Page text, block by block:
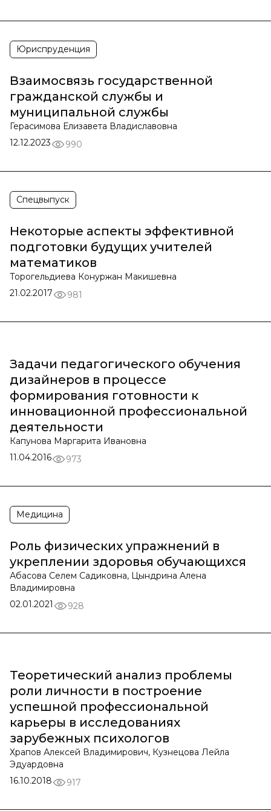
Юриспруденция
Взаимосвязь государственной
гражданской службы и
муниципальной службы
Герасимова Елизавета Владиславовна
12.12.2023
990
Спецвыпуск
Некоторые аспекты эффективной
подготовки будущих учителей
математиков
Торогельдиева Конуржан Макишевна
21.02.2017
981
Задачи педагогического обучения
дизайнеров в процессе
формирования готовности к
инновационной профессиональной
деятельности
Капунова Маргарита Ивановна
11.04.2016
973
Медицина
Роль физических упражнений в
укреплении здоровья обучающихся
Абасова Селем Садиковна, Цындринa Aленa
Влaдимировнa
02.01.2021
928
Теоретический анализ проблемы
роли личности в построение
успешной профессиональной
карьеры в исследованиях
зарубежных психологов
Храпов Алексей Владимирович, Кузнецова Лейла
Эдуардовна
16.10.2018
917